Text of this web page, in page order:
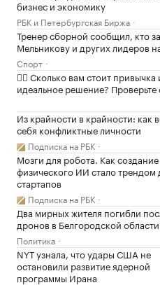
бизнес и экономику
РБК и Петербургская Биржа
Тренер сборной сообщил, кто
Мельникову и других лидеров
Спорт
✍🏻 Сколько вам стоит привычка
идеальное решение? Проверьте
Из крайности в крайности: как
себя конфликтные личности
Подписка на РБК
Мозги для робота. Как создание
физического ИИ стало трендом
стартапов
Подписка на РБК
Два мирных жителя погибли
дронов в Белгородской области
Политика
NYT узнала, что удары США не
остановили развитие ядерной
программы Ирана